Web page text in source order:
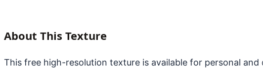
About This Texture
This free high-resolution texture is available for personal